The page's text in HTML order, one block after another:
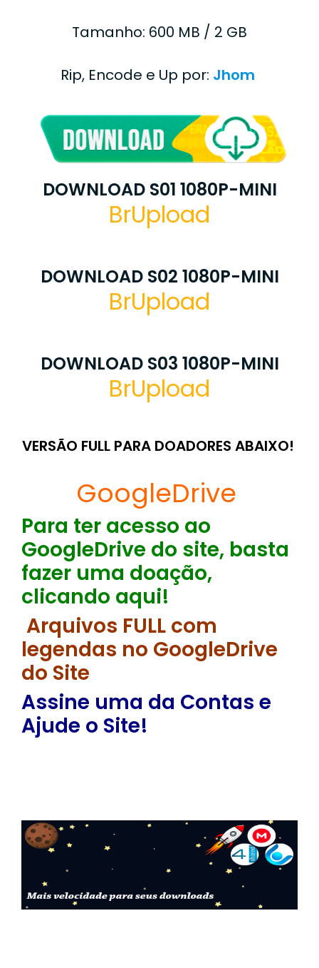
Tamanho: 600 MB / 2 GB
Rip, Encode e Up por: Jhom
DOWNLOAD S01 1080P-MINI
BrUpload
DOWNLOAD S02 1080P-MINI
BrUpload
DOWNLOAD S03 1080P-MINI
BrUpload
VERSÃO FULL PARA DOADORES ABAIXO!
GoogleDrive
Para ter acesso ao
GoogleDrive do site, basta
fazer uma doação,
clicando aqui!
Arquivos FULL com
legendas no GoogleDrive
do Site
Assine uma da Contas e
Ajude o Site!